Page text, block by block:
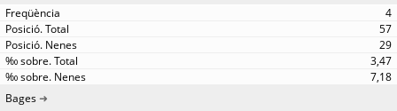
4
57
29
3,47
7,18
Bages